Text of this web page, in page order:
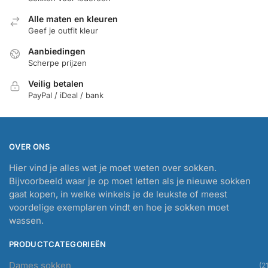
Alle maten en kleuren
Geef je outfit kleur
Aanbiedingen
Scherpe prijzen
Veilig betalen
PayPal / iDeal / bank
OVER ONS
Hier vind je alles wat je moet weten over sokken.
Bijvoorbeeld waar je op moet letten als je nieuwe sokken
gaat kopen, in welke winkels je de leukste of meest
voordelige exemplaren vindt en hoe je sokken moet
wassen.
PRODUCTCATEGORIEËN
Dames sokken